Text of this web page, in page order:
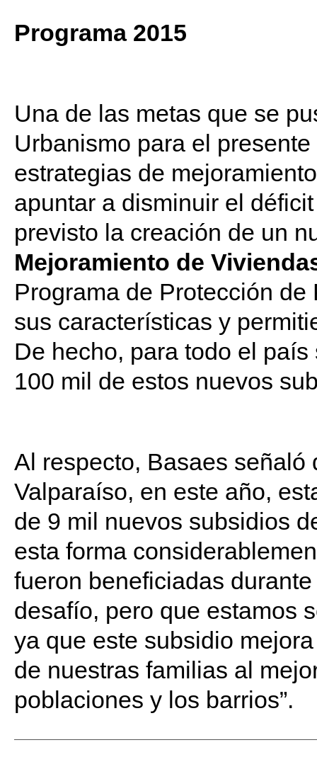
Programa 2015
Una de las metas que se
Urbanismo para el
estrategias de
apuntar a disminuir el
previsto la creación de un
Mejoramiento de
Programa de Protección
sus características y
De hecho, para todo el
100 mil de estos nuevos
Al respecto, Basaes señaló
Valparaíso, en este año,
de 9 mil nuevos subsidios
esta forma
fueron beneficiadas
desafío, pero que estamos
ya que este subsidio
de nuestras familias al
poblaciones y los barrios”.